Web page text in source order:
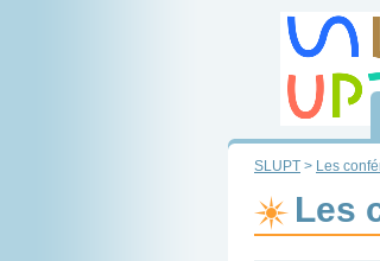
SLUPT > Les
Les